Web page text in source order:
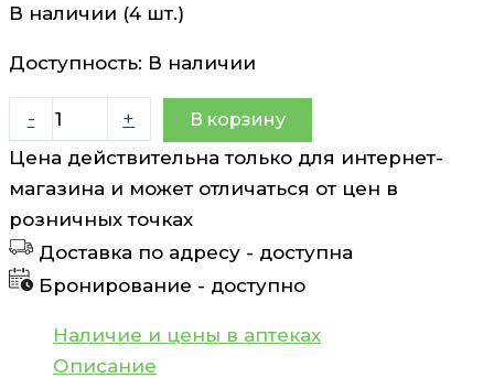
В наличии (4 шт.)
Доступность: В наличии
-
Количество
товара
Адаптол
500мг№10х2
+ В корзину
Цена действительна только для интернет-
магазина и может отличаться от цен в
розничных точках
Доставка по адресу - доступна
Бронирование - доступно
Наличие и цены в аптеках
Описание